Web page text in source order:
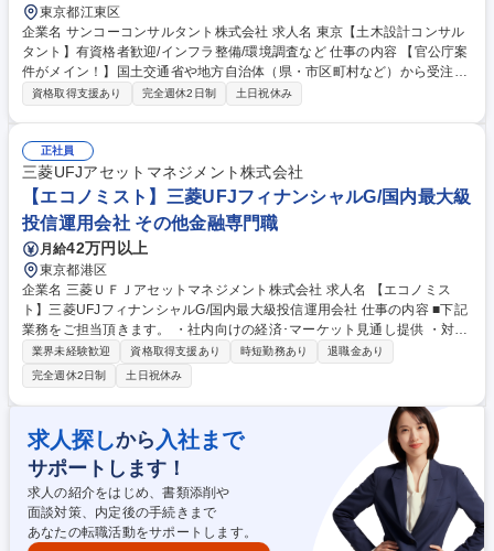
東京都江東区
企業名 サンコーコンサルタント株式会社 求人名 東京【土木設計コンサル
タント】有資格者歓迎/インフラ整備/環境調査など 仕事の内容 【官公庁案
件がメイン！】国土交通省や地方自治体（県・市区町村など）から受注し
た社会資本整備(道路/橋梁/トンネル/河川/上下水道/環境及び防災関連/地盤
ながら、より良い社会資本整備の実現を目指していきます。業務完了迄に
は何度も発注者との打ち合わせを行いながらの仕事となります。 現在技術
士資格がなくても、資格取得の支援を行っておりますので建設コンサルタ
ントとしてキャリアを築いていただけます。 募集職種 東京【土木設計コ
ンサルタント】有資格者歓迎/インフラ整備/環境調査など
資格取得支援あり 完全週休2日制 土日祝休み
正社員
三菱UFJアセットマネジメント株式会社
【エコノミスト】三菱UFJフィナンシャルG/国内最大級
投信運用会社 その他金融専門職
月給42万円以上
東京都港区
企業名 三菱ＵＦＪアセットマネジメント株式会社 求人名 【エコノミス
ト】三菱UFJフィナンシャルG/国内最大級投信運用会社 仕事の内容 ■下記
業務をご担当頂きます。 ・社内向けの経済･マーケット見通し提供 ・対外
向け投資環境レポート作成 （週･月・四半期の定例または臨時） ・顧客･
販社向け勉強会･セミナー講師 募集職種 【エコノミスト】三菱UFJフィナ
ンシャルG/国内最大級投信運用会社
業界未経験歓迎 資格取得支援あり 時短勤務あり
退職金あり
完全週休2日制
土日祝休み
求人探しから 入社まで
サポートします！
求人の紹介をはじめ、書類添削や
面談対策、内定後の手続きまで
あなたの転職活動をサポートします。